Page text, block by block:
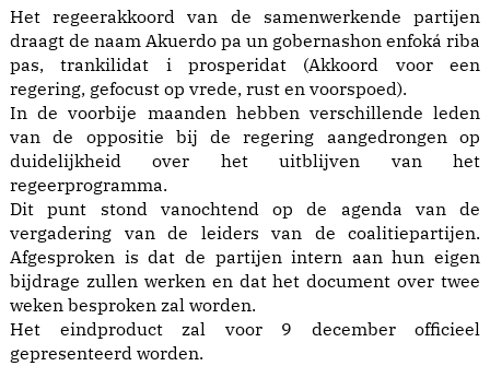
Het regeerakkoord van de samenwerkende partijen
draagt de naam Akuerdo pa un gobernashon enfoká riba
pas, trankilidat i prosperidat (Akkoord voor een
regering, gefocust op vrede, rust en voorspoed).
In de voorbije maanden hebben verschillende leden
van de oppositie bij de regering aangedrongen op
duidelijkheid over het uitblijven van het
regeerprogramma.
Dit punt stond vanochtend op de agenda van de
vergadering van de leiders van de coalitiepartijen.
Afgesproken is dat de partijen intern aan hun eigen
bijdrage zullen werken en dat het document over twee
weken besproken zal worden.
Het eindproduct zal voor 9 december officieel
gepresenteerd worden.